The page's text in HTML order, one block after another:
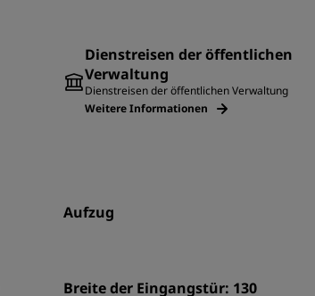
Dienstreisen der öffentlichen
Verwaltung
Dienstreisen der öffentlichen Verwaltung
Weitere Informationen
Aufzug
Breite der Eingangstür: 130